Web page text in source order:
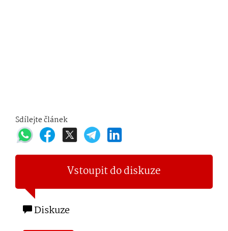
Sdílejte článek
Vstoupit do diskuze
Diskuze